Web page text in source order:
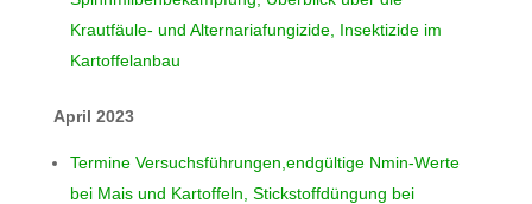
Krautfäule- und Alternariafungizide, Insektizide im
Kartoffelanbau
April 2023
Termine Versuchsführungen,endgültige Nmin-Werte
bei Mais und Kartoffeln, Stickstoffdüngung bei